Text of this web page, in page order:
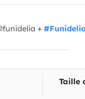
+
Taille